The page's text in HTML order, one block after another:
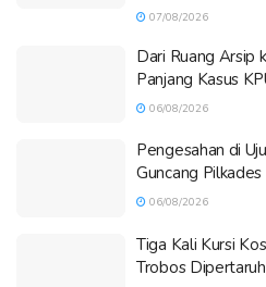
07/08/2026
Dari Ruang Arsip
Panjang Kasus
06/08/2026
Pengesahan di
Guncang
06/08/2026
Tiga Kali Kursi
Trobos